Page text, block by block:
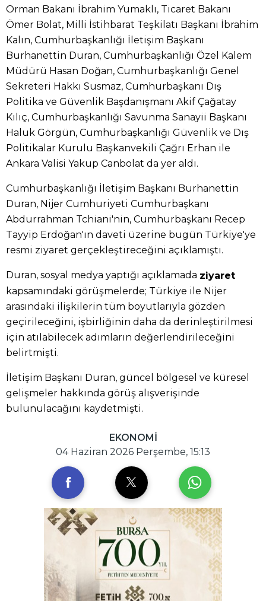
Orman Bakanı İbrahim Yumaklı, Ticaret Bakanı
Ömer Bolat, Milli İstihbarat Teşkilatı Başkanı İbrahim
Kalın, Cumhurbaşkanlığı İletişim Başkanı
Burhanettin Duran, Cumhurbaşkanlığı Özel Kalem
Müdürü Hasan Doğan, Cumhurbaşkanlığı Genel
Sekreteri Hakkı Susmaz, Cumhurbaşkanı Dış
Politika ve Güvenlik Başdanışmanı Akif Çağatay
Kılıç, Cumhurbaşkanlığı Savunma Sanayii Başkanı
Haluk Görgün, Cumhurbaşkanlığı Güvenlik ve Dış
Politikalar Kurulu Başkanvekili Çağrı Erhan ile
Ankara Valisi Yakup Canbolat da yer aldı.
Cumhurbaşkanlığı İletişim Başkanı Burhanettin
Duran, Nijer Cumhuriyeti Cumhurbaşkanı
Abdurrahman Tchiani'nin, Cumhurbaşkanı Recep
Tayyip Erdoğan'ın daveti üzerine bugün Türkiye'ye
resmi ziyaret gerçekleştireceğini açıklamıştı.
Duran, sosyal medya yaptığı açıklamada ziyaret
kapsamındaki görüşmelerde; Türkiye ile Nijer
arasındaki ilişkilerin tüm boyutlarıyla gözden
geçirileceğini, işbirliğinin daha da derinleştirilmesi
için atılabilecek adımların değerlendirileceğini
belirtmişti.
İletişim Başkanı Duran, güncel bölgesel ve küresel
gelişmeler hakkında görüş alışverişinde
bulunulacağını kaydetmişti.
EKONOMİ
04 Haziran 2026 Perşembe, 15:13